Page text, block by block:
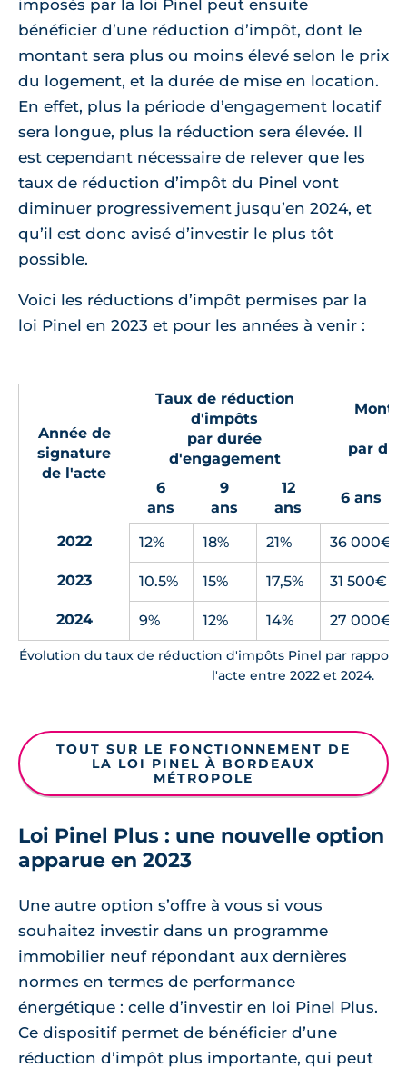
imposés par la loi Pinel peut ensuite
bénéficier d’une réduction d’impôt, dont le
montant sera plus ou moins élevé selon le prix
du logement, et la durée de mise en location.
En effet, plus la période d’engagement locatif
sera longue, plus la réduction sera élevée. Il
est cependant nécessaire de relever que les
taux de réduction d’impôt du Pinel vont
diminuer progressivement jusqu’en 2024, et
qu’il est donc avisé d’investir le plus tôt
possible.
Voici les réductions d’impôt permises par la
loi Pinel en 2023 et pour les années à venir :
Année de
signature
de l'acte
Taux de réduction
d'impôts
par durée
d'engagement
par
6
ans
9
ans
12
ans
6 ans
2022 12% 18% 21% 36 000€
2023 10.5% 15% 17,5% 31 500€
2024 9% 12% 14% 27 000€
Évolution du taux de réduction d'impôts Pinel par rapport
l'acte entre 2022 et 2024.
TOUT SUR LE FONCTIONNEMENT DE
LA LOI PINEL À BORDEAUX
MÉTROPOLE
Loi Pinel Plus : une nouvelle option
apparue en 2023
Une autre option s’offre à vous si vous
souhaitez investir dans un programme
immobilier neuf répondant aux dernières
normes en termes de performance
énergétique : celle d’investir en loi Pinel Plus.
Ce dispositif permet de bénéficier d’une
réduction d’impôt plus importante, qui peut